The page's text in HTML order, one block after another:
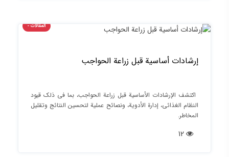
المقالات -
إرشادات أساسية قبل زراعة الحواجب
اكتشف الإرشادات الأساسية قبل زراعة الحواجب، بما في ذلك قيود
النظام الغذائي، إدارة الأدوية، ونصائح عملية لتحسين النتائج وتقليل
المخاطر.